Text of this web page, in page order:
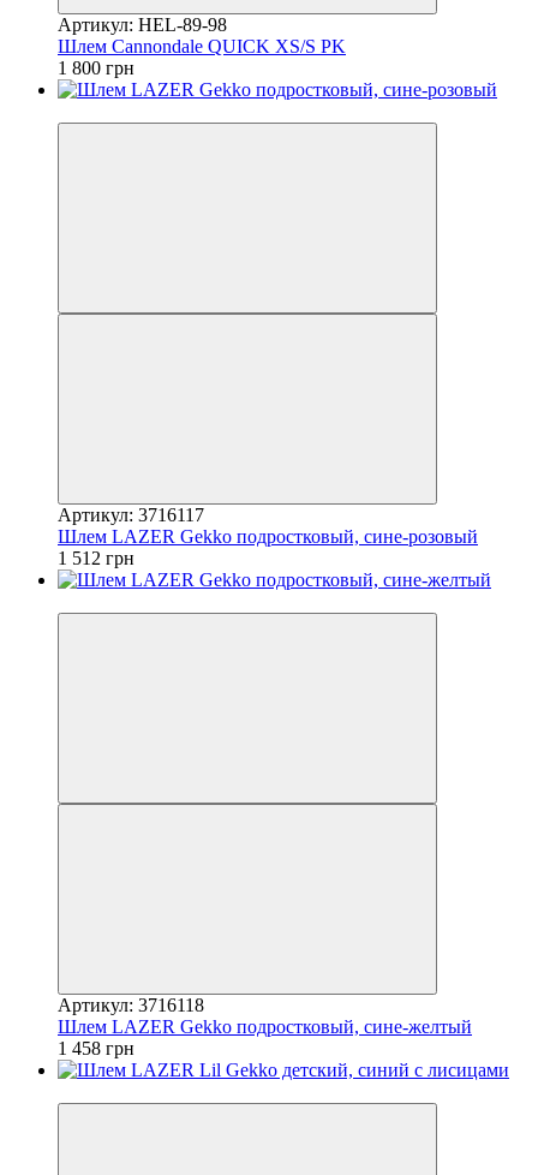
Артикул: HEL-89-98
Шлем Cannondale QUICK XS/S PK
1 800 грн
Артикул: 3716117
Шлем LAZER Gekko подростковый, сине-розовый
1 512 грн
Артикул: 3716118
Шлем LAZER Gekko подростковый, сине-желтый
1 458 грн